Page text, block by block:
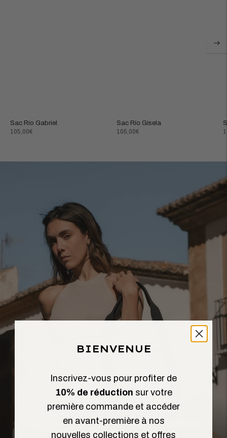
Sac Río Gabriel
Prix
105,00€
Sac Río Gisela
Prix
105,00€
BIENVENUE
Inscrivez-vous pour profiter de
10% de réduction sur votre
première commande et accéder
en avant-première à nos
nouvelles collections et offres